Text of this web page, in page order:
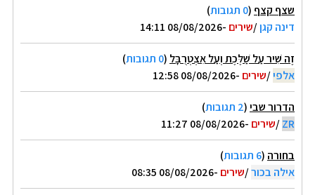
שצף קצף (0 תגובות
)
דינה קגן/שירים -08/08/2026 14:11
זֶה שִׁיר עַל שַׁלֶּכֶת וְעַל אִצְטְרֻבָּל (0 תגובות
)
אלפי/שירים -08/08/2026 12:58
הדרור שבי(2 תגובות
)
ZR
/שירים -08/08/2026 11:27
בחורה (6 תגובות
)
אילה בכור/שירים -08/08/2026 08:35